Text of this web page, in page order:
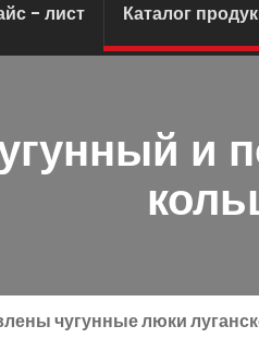
- лист Каталог
и
чугунные люки